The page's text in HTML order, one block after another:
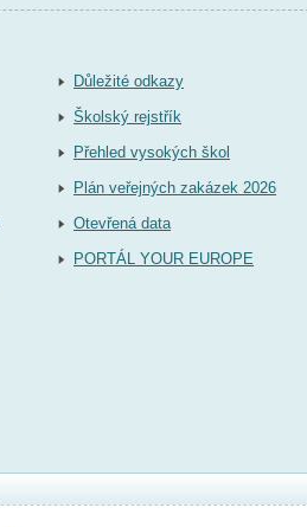
Důležité odkazy
Školský rejstřík
Přehled vysokých škol
Plán veřejných zakázek 2026
Otevřená data
PORTÁL YOUR EUROPE